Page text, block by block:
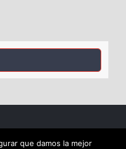
Alcalá PSOE ALCALÁ |
que damos la mejor